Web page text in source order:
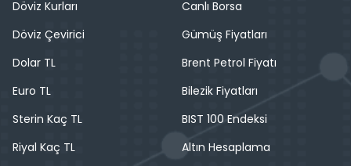
Döviz Kurları
Döviz Çevirici
Dolar TL
Euro TL
Sterin Kaç TL
Riyal Kaç TL
Canlı Borsa
Gümüş Fiyatları
Brent Petrol Fiyatı
Bilezik Fiyatları
BIST 100 Endeksi
Altın Hesaplama